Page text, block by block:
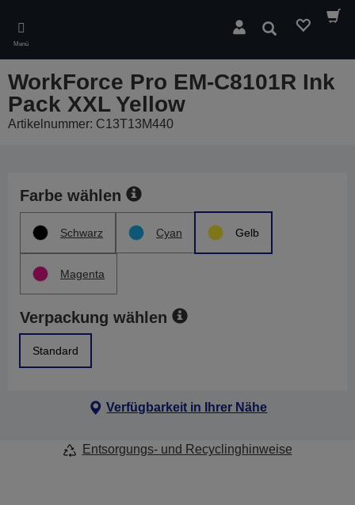
main
content
Menü
Suchen
WorkForce Pro EM-C8101R Ink
Pack XXL Yellow
Artikelnummer: C13T13M440
Farbe wählen
Schwarz Cyan Gelb
Magenta
Verpackung wählen
Standard
Verfügbarkeit in Ihrer Nähe
Entsorgungs- und Recyclinghinweise